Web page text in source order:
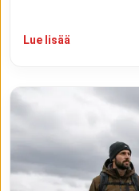
Lue lisää